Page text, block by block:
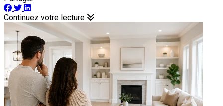
Continuez votre lecture